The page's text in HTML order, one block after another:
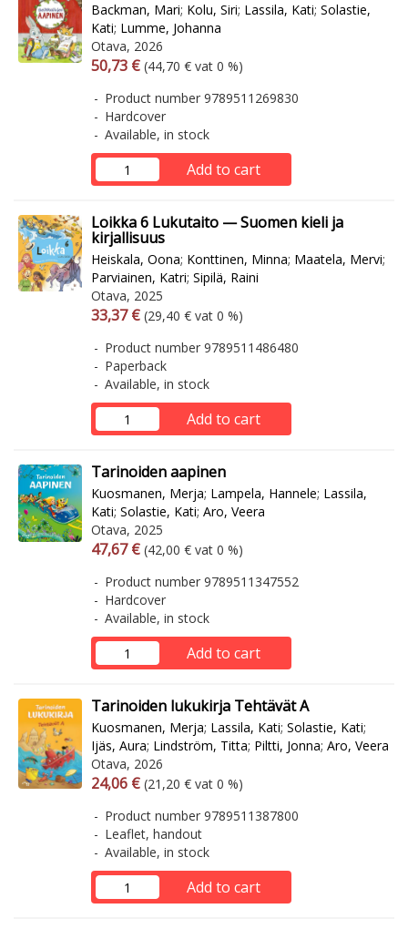
Backman, Mari; Kolu, Siri; Lassila, Kati; Solastie,
Kati; Lumme, Johanna
Otava, 2026
Arvonlisäverollinen hinta
50,73 € Excl. vat
(44,70 € vat 0 %)
Product number 9789511269830
Hardcover
Available, in stock
Add to cart
Loikka 6 Lukutaito — Suomen kieli ja
kirjallisuus
Heiskala, Oona; Konttinen, Minna; Maatela, Mervi;
Parviainen, Katri; Sipilä, Raini
Otava, 2025
Arvonlisäverollinen hinta
33,37 € Excl. vat
(29,40 € vat 0 %)
Product number 9789511486480
Paperback
Available, in stock
Add to cart
Tarinoiden aapinen
Kuosmanen, Merja; Lampela, Hannele; Lassila,
Kati; Solastie, Kati; Aro, Veera
Otava, 2025
Arvonlisäverollinen hinta
47,67 € Excl. vat
(42,00 € vat 0 %)
Product number 9789511347552
Hardcover
Available, in stock
Add to cart
Tarinoiden lukukirja Tehtävät A
Kuosmanen, Merja; Lassila, Kati; Solastie, Kati;
Ijäs, Aura; Lindström, Titta; Piltti, Jonna; Aro, Veera
Otava, 2026
Arvonlisäverollinen hinta
24,06 € Excl. vat
(21,20 € vat 0 %)
Product number 9789511387800
Leaflet, handout
Available, in stock
Add to cart